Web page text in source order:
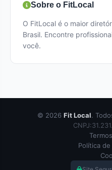
Sobre o FitLocal
O FitLocal é o maior
Brasil. Encontre
você.
© 2026 Fit Local.
Política